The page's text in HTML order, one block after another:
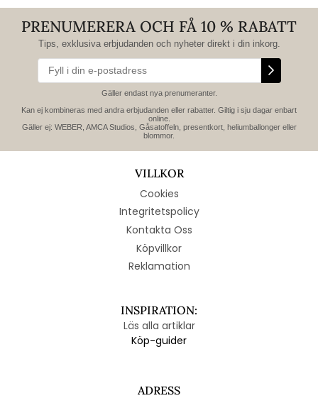
PRENUMERERA OCH FÅ 10 % RABATT
Tips, exklusiva erbjudanden och nyheter direkt i din inkorg.
Gäller endast nya prenumeranter.
Kan ej kombineras med andra erbjudanden eller rabatter. Giltig i sju dagar enbart
online.
Gäller ej: WEBER, AMCA Studios, Gåsatoffeln, presentkort, heliumballonger eller
blommor.
VILLKOR
Cookies
Integritetspolicy
Kontakta Oss
Köpvillkor
Reklamation
INSPIRATION:
Läs alla artiklar
Köp-guider
ADRESS